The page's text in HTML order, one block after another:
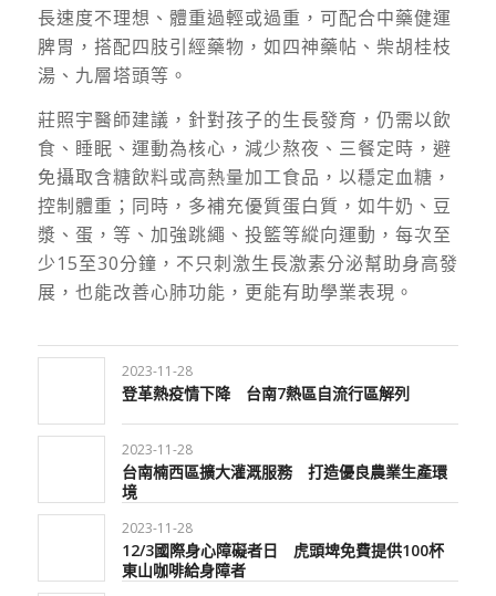
長速度不理想、體重過輕或過重，可配合中藥健運
脾胃，搭配四肢引經藥物，如四神藥帖、柴胡桂枝
湯、九層塔頭等。
莊照宇醫師建議，針對孩子的生長發育，仍需以飲
食、睡眠、運動為核心，減少熬夜、三餐定時，避
免攝取含糖飲料或高熱量加工食品，以穩定血糖，
控制體重；同時，多補充優質蛋白質，如牛奶、豆
漿、蛋，等、加強跳繩、投籃等縱向運動，每次至
少15至30分鐘，不只刺激生長激素分泌幫助身高發
展，也能改善心肺功能，更能有助學業表現。
2023-11-28
登革熱疫情下降 台南7熱區自流行區解列
2023-11-28
台南楠西區擴大灌溉服務 打造優良農業生產環
境
2023-11-28
12/3國際身心障礙者日 虎頭埤免費提供100杯
東山咖啡給身障者